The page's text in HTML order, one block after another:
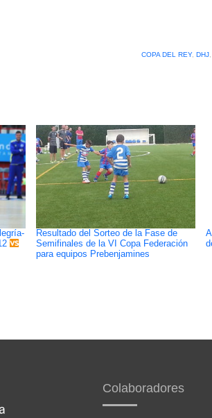
COPA DEL REY, DHJ,
Resultado del Sorteo de la Fase de
Semifinales de la VI Copa Federación
para equipos Prebenjamines
Colaboradores